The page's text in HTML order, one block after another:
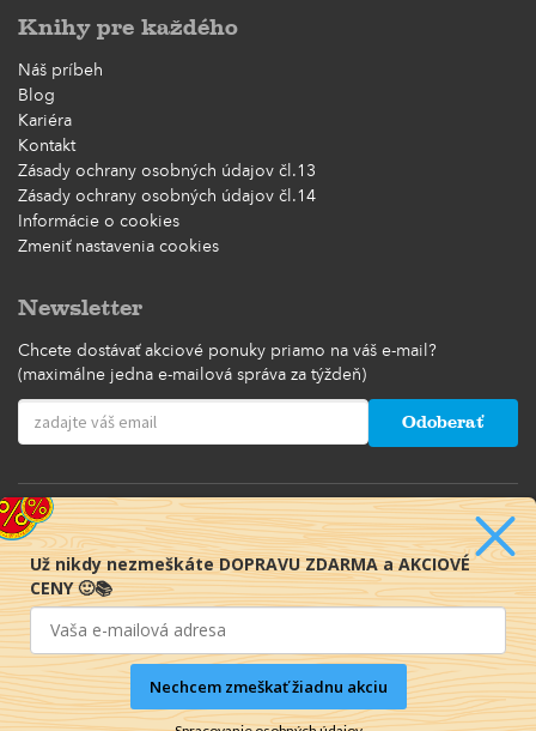
Knihy pre každého
Náš príbeh
Blog
Kariéra
Kontakt
Zásady ochrany osobných údajov čl.13
Zásady ochrany osobných údajov čl.14
Informácie o cookies
Zmeniť nastavenia cookies
Newsletter
Chcete dostávať akciové ponuky priamo na váš e-mail?
(maximálne jedna e-mailová správa za týždeň)
Odoberať
Už nikdy nezmeškáte DOPRAVU ZDARMA a AKCIOVÉ
CENY 🙂📚
Nechcem zmeškať žiadnu akciu